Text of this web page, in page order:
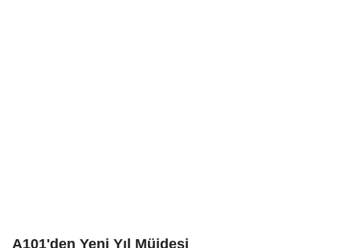
A101'den Yeni Yıl Müjdesi